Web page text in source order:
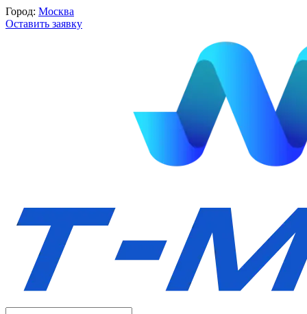
Город: Москва
Оставить заявку